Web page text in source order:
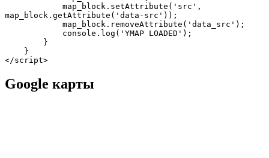
map_block.getAttribute('data-src'));
</script>
Google карты